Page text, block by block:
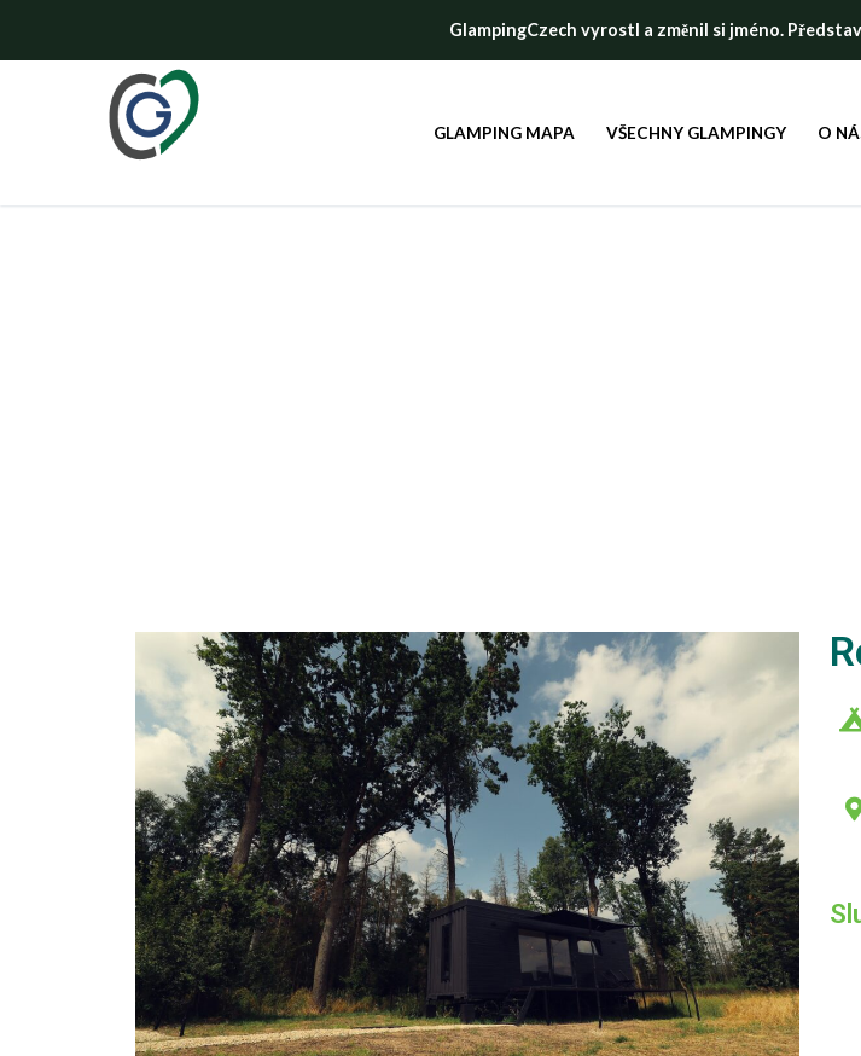
GlampingCzech vyrostl a změnil si jméno.
GLAMPING MAPA VŠECHNY GLAMPINGY O